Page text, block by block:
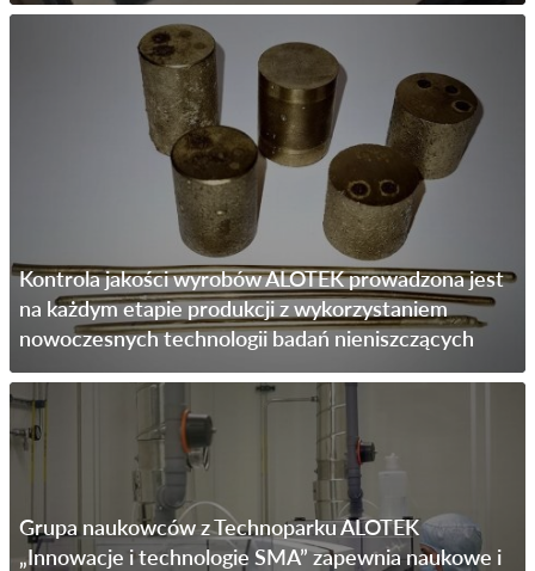
Kontrola jakości wyrobów ALOTEK prowadzona jest
na każdym etapie produkcji z wykorzystaniem
nowoczesnych technologii badań nieniszczących
Grupa naukowców z Technoparku ALOTEK
„Innowacje i technologie SMA” zapewnia naukowe i